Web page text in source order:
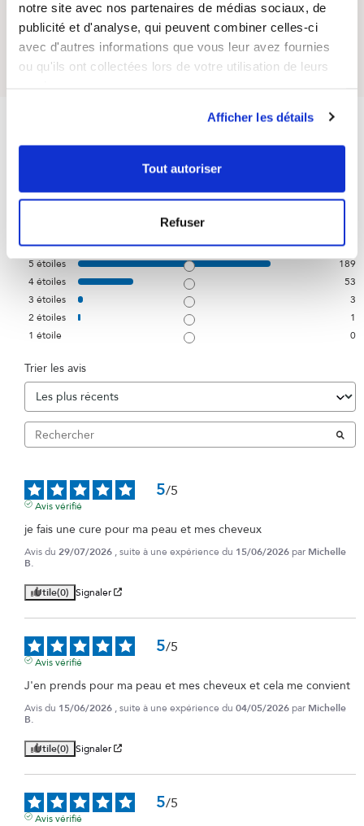
notre site avec nos partenaires de médias sociaux, de
publicité et d'analyse, qui peuvent combiner celles-ci
avec d'autres informations que vous leur avez fournies
ou qu'ils ont collectées lors de votre utilisation de leurs
Afficher les détails
Tout autoriser
Refuser
Posez votre question sur ce produit
/5
Basé sur246avis soumis à un
contrôle
5 étoiles
189
4étoiles
53
3 étoiles
3
2 étoiles
1
1 étoile 0
Trier les avis
5/5
Avis vérifié
je fais une cure pour ma peau et mes cheveux
Avis du 29/07/2026 , suite à une expérience du 15/06/2026 par Michelle
B.
Utile(0) Signaler
5/5
Avis vérifié
J'en prends pour ma peau et mes cheveux et cela me convient
Avis du 15/06/2026 , suite à une expérience du 04/05/2026 par Michelle
B.
Utile(0) Signaler
5/5
Avis vérifié